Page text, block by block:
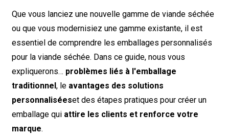
Que vous lanciez une nouvelle gamme de viande séchée
ou que vous modernisiez une gamme existante, il est
essentiel de comprendre les emballages personnalisés
pour la viande séchée. Dans ce guide, nous vous
expliquerons… problèmes liés à l'emballage
traditionnel, le avantages des solutions
personnaliséeset des étapes pratiques pour créer un
emballage qui attire les clients et renforce votre
marque.